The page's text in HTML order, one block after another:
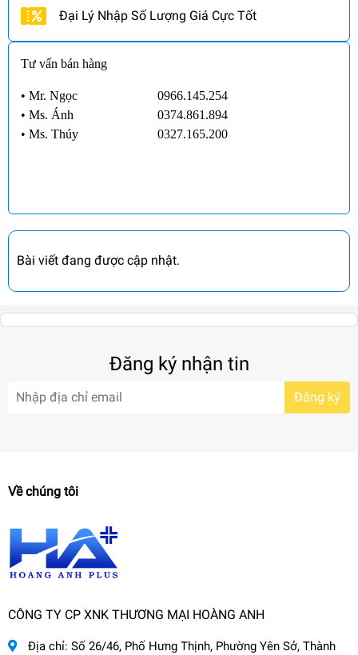
Đại Lý Nhập Số Lượng Giá Cực Tốt
Tư vấn bán hàng
• Mr. Ngọc
0966.145.254
• Ms. Ánh
0374.861.894
• Ms. Thúy 0327.165.200
Bài viết đang được cập nhật.
Đăng ký nhận tin
Đăng ký
Về chúng tôi
CÔNG TY CP XNK THƯƠNG MẠI HOÀNG ANH
Địa chỉ: Số 26/46, Phố Hưng Thịnh, Phường Yên Sở, Thành